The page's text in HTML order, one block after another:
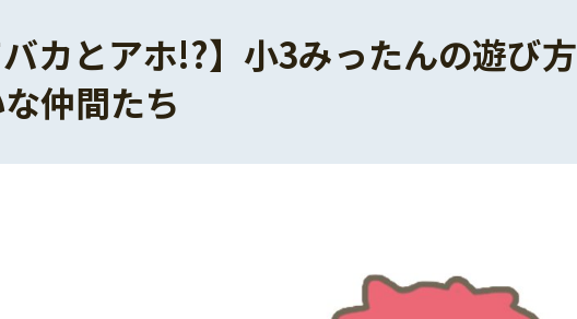
バカとアホ!?】小3みったんの遊び方
仲間たち